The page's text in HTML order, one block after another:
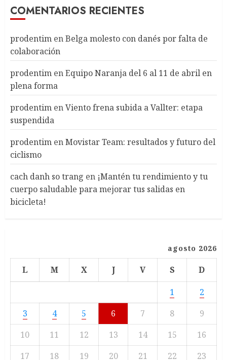
COMENTARIOS RECIENTES
prodentim enBelga molesto con danés por falta de
colaboración
prodentim enEquipo Naranja del 6 al 11 de abril en
plena forma
prodentim enViento frena subida a Vallter: etapa
suspendida
prodentim enMovistar Team: resultados y futuro del
ciclismo
cach danh so trang en ¡Mantén tu rendimiento y tu
cuerpo saludable para mejorar tus salidas en
bicicleta!
agosto 2026
L M X J V S
D
1
2
3
4 5 6 7 8
9
10
11 12 13 14 15
16
17
18 19 20 21 22
23